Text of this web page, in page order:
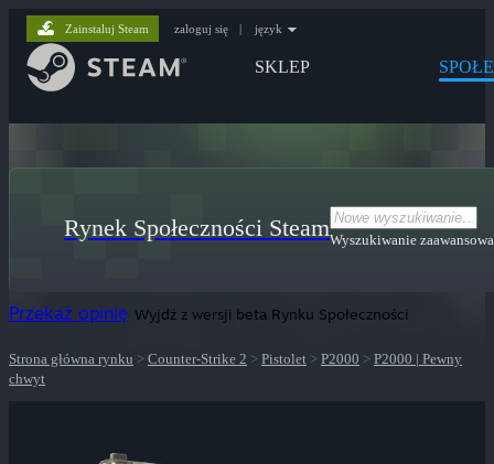
SKLEP
Zainstaluj Steam zaloguj się | język
Rynek Społeczności SteamWyszukiwanie
Przekaż opinię Wyjdź z wersji beta Rynku Społeczności
Strona główna rynku > Counter-Strike 2 > Pistolet > P2000 > P2000 | Pewny
chwyt